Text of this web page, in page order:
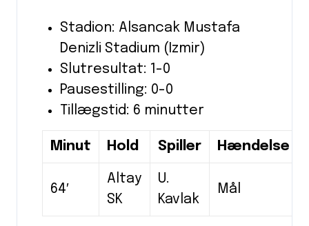
Stadion: Alsancak Mustafa
Denizli Stadium (Izmir)
Slutresultat: 1-0
Pausestilling: 0-0
Tillægstid: 6 minutter
Minut Hold Spiller Hændelse
64′
Altay
SK
U.
Kavlak
Mål